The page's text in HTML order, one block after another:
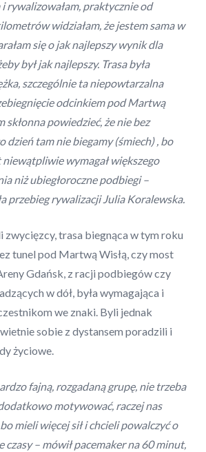
i rywalizowałam, praktycznie od
widziałam, że jestem sama w
się o jak najlepszy wynik dla
był jak najlepszy. Trasa była
szczególnie ta niepowtarzalna
odcinkiem pod Martwą
skłonna powiedzieć, że nie bez
dzień tam nie biegamy (śmiech) , bo
wymagał większego
niż ubiegłoroczne podbiegi –
przebieg rywalizacji Julia Koralewska.
zwycięzcy, trasa biegnąca w tym roku
tunel pod Martwą Wisłą, czy most
Gdańsk, z racji podbiegów czy
w dół, była wymagająca i
we znaki. Byli jednak
sobie z dystansem poradzili i
życiowe.
fajną, rozgadaną grupę, nie trzeba
motywować, raczej nas
mieli więcej sił i chcieli powalczyć o
czasy – mówił pacemaker na 60 minut,